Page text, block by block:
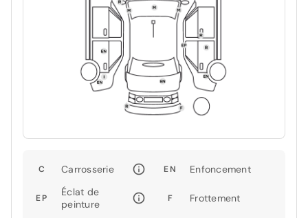
C Carrosserie EN Enfoncement
EP
Éclat de
peinture
F Frottement